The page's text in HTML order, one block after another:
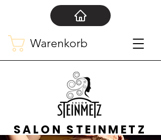
SALON STEINMETZ
Warenkorb